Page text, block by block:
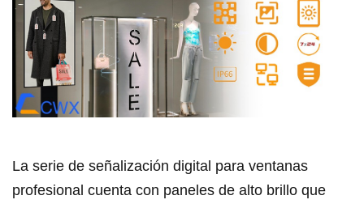
La serie de señalización digital para ventanas
profesional cuenta con paneles de alto brillo que